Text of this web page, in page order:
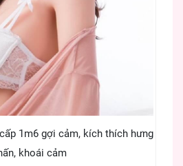
1m6 gợi cảm, kích thích hưng
khoái cảm